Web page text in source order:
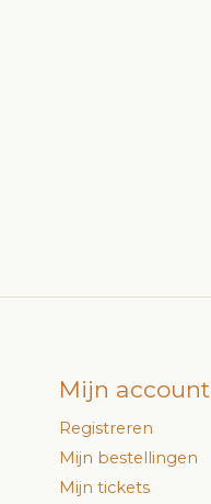
Mijn account
Registreren
Mijn bestellingen
Mijn tickets